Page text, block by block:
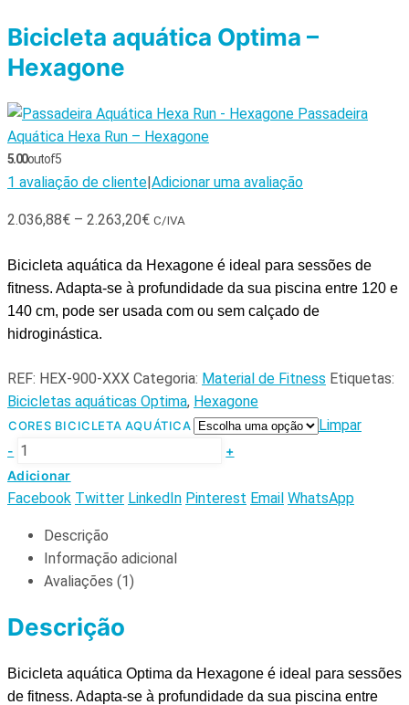
Bicicleta aquática Optima –
Hexagone
Passadeira
Aquática Hexa Run – Hexagone
5.00out of 5
1 avaliação de cliente|Adicionar uma avaliação
2.036,88€ – 2.263,20€ C/IVA
Bicicleta aquática da Hexagone é ideal para sessões de
fitness. Adapta-se à profundidade da sua piscina entre 120 e
140 cm, pode ser usada com ou sem calçado de
hidroginástica.
REF: HEX-900-XXX Categoria: Material de Fitness Etiquetas:
Bicicletas aquáticas Optima, Hexagone
CORES BICICLETA AQUÁTICA Limpar
-
+
Adicionar
Facebook Twitter LinkedIn Pinterest Email WhatsApp
Descrição
Informação adicional
Avaliações (1)
Descrição
Bicicleta aquática Optima da Hexagone é ideal para sessões
de fitness. Adapta-se à profundidade da sua piscina entre